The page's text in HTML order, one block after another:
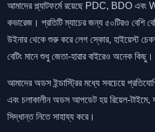
আমাদের প্ল্যাটফর্মে রয়েছে PDC, BDO এবং
কভারেজ। প্রতিটি ম্যাচের জন্য ৫০টিরও বেশি
উইনার থেকে শুরু করে লেগ স্কোর, হাইয়েস্ট
বেটিং মানে শুধু জেতা-হারার বাইরেও অনেক কিছু।
আমাদের অডস ইন্ডাস্ট্রির মধ্যে সবচেয়ে
এবং চলাকালীন অডস আপডেট হয় রিয়েল-টাইমে,
সিদ্ধান্ত নিতে সাহায্য করে।